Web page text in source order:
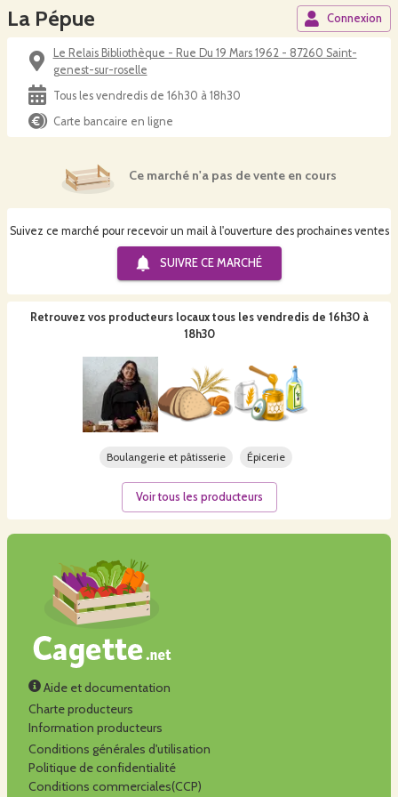
La Pépue Connexion
Le Relais Bibliothèque - Rue Du 19 Mars 1962 - 87260 Saint-
genest-sur-roselle
Tous les vendredis de 16h30 à 18h30
Carte bancaire en ligne
Ce marché n'a pas de vente en cours
Suivez ce marché pour recevoir un mail à l'ouverture des prochaines ventes
SUIVRE CE MARCHÉ
Retrouvez vos producteurs locaux tous les vendredis de 16h30 à
18h30
Boulangerie et pâtisserie Épicerie
Voir tous les producteurs
Aide et documentation
Charte producteurs
Information producteurs
Conditions générales d'utilisation
Politique de confidentialité
Conditions commerciales(CCP)